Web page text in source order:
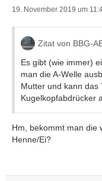
19. November 2019 um
Zitat von BBG-
Es gibt (wie immer)
man die A-Welle
Mutter und kann das
Kugelkopfabdrücker
Hm, bekommt man die
Henne/Ei?